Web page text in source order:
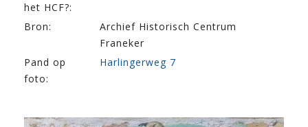
het HCF?:
Bron:
Archief Historisch Centrum
Franeker
Pand op
foto:
Harlingerweg 7